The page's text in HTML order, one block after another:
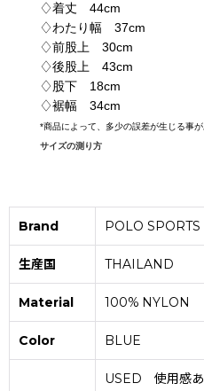
♢着丈 44cm
♢わたり幅 37cm
♢前股上 30cm
♢後股上 43cm
♢股下 18cm
♢裾幅 34cm
*商品によって、多少の誤差が生じる事
サイズの測り方
Brand POLO SPORTS
生産国 THAILAND
Material 100% NYLON
Color BLUE
USED 使用感あ